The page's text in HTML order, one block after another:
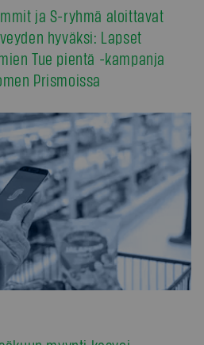
ja S-ryhmä aloittavat
hyväksi: Lapset
Tue pientä -kampanja
Prismoissa